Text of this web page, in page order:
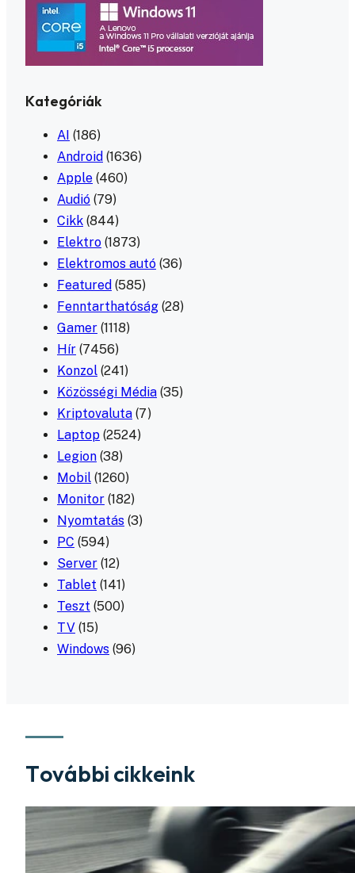
Kategóriák
AI (186)
Android (1636)
Apple (460)
Audió (79)
Cikk (844)
Elektro (1873)
Elektromos autó (36)
Featured (585)
Fenntarthatóság (28)
Gamer (1118)
Hír (7456)
Konzol (241)
Közösségi Média (35)
Kriptovaluta (7)
Laptop (2524)
Legion (38)
Mobil (1260)
Monitor (182)
Nyomtatás (3)
PC (594)
Server (12)
Tablet (141)
Teszt (500)
TV (15)
Windows (96)
További cikkeink